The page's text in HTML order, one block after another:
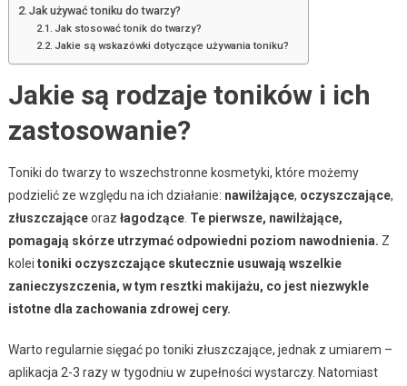
Jak używać toniku do twarzy?
Jak stosować tonik do twarzy?
Jakie są wskazówki dotyczące używania toniku?
Jakie są rodzaje toników i ich
zastosowanie?
Toniki do twarzy to wszechstronne kosmetyki, które możemy
podzielić ze względu na ich działanie: nawilżające, oczyszczające,
złuszczająceoraz łagodzące. Te pierwsze, nawilżające,
pomagają skórze utrzymać odpowiedni poziom nawodnienia. Z
kolei toniki oczyszczające skutecznie usuwają wszelkie
zanieczyszczenia, w tym resztki makijażu, co jest niezwykle
istotne dla zachowania zdrowej cery.
Warto regularnie sięgać po toniki złuszczające, jednak z umiarem –
aplikacja 2-3 razy w tygodniu w zupełności wystarczy. Natomiast